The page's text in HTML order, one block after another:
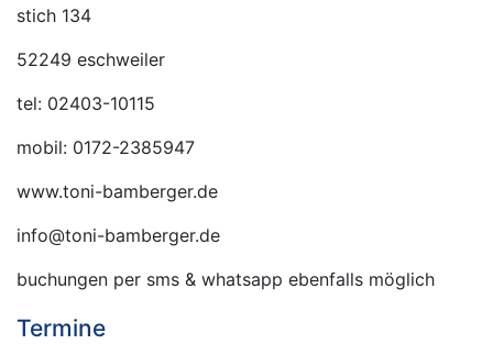
stich 134
52249 eschweiler
tel: 02403-10115
mobil: 0172-2385947
www.toni-bamberger.de
info@toni-bamberger.de
buchungen per sms & whatsapp ebenfalls möglich
Termine